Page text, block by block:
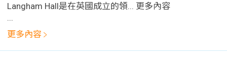
Langham Hall是在英國成立的領... 更多內容
...
更多內容